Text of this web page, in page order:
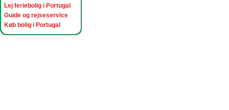
Lej feriebolig i Portugal
Guide og rejseservice
Køb bolig i Portugal